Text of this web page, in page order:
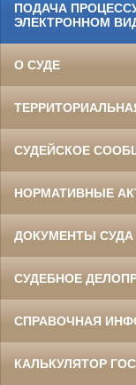
ПОДАЧА
ЭЛЕКТРОННОМ
О СУДЕ
СУДЕЙСКОЕ
НОРМАТИВНЫЕ
ДОКУМЕНТЫ СУДА
СУДЕБНОЕ
СПРАВОЧНАЯ
КАЛЬКУЛЯТОР